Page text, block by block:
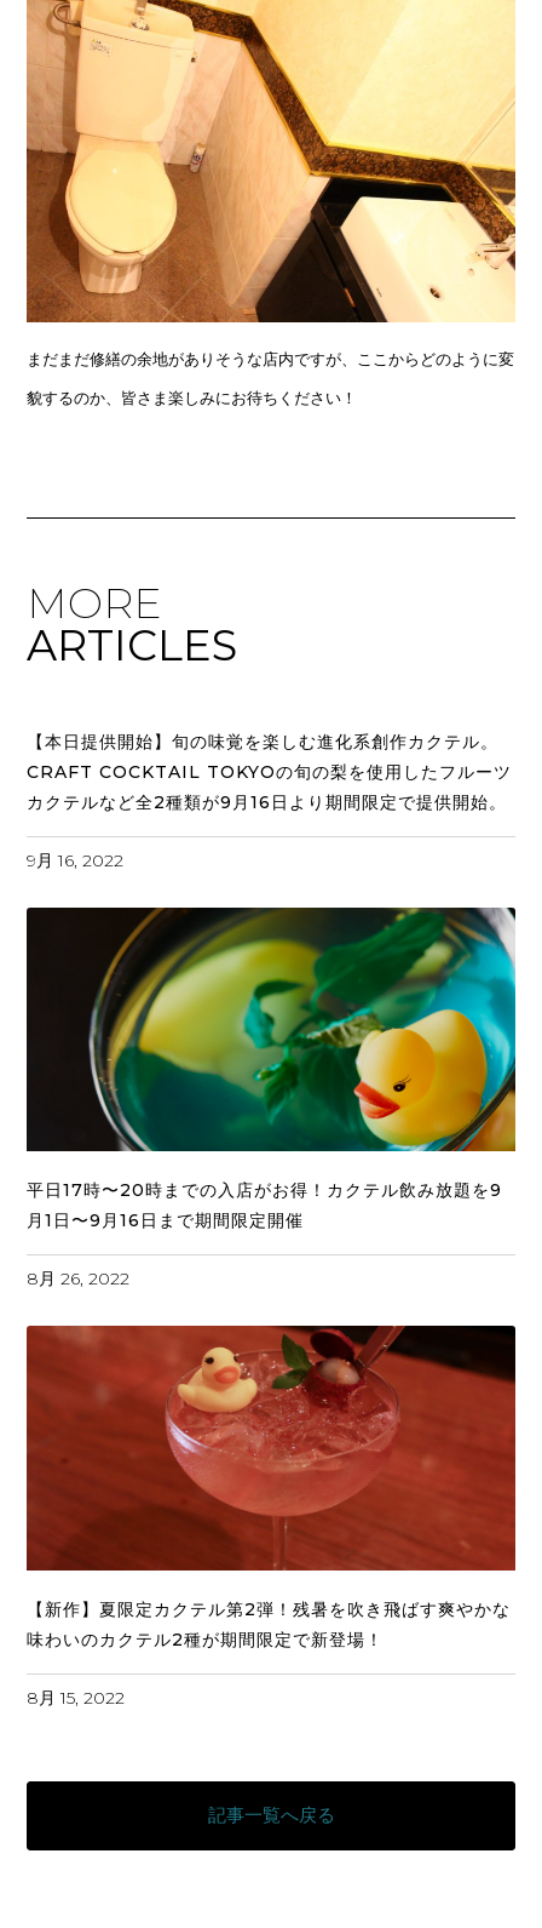
まだまだ修繕の余地がありそうな店内ですが、ここからどのように変
貌するのか、皆さま楽しみにお待ちください！
MORE
ARTICLES
【本日提供開始】旬の味覚を楽しむ進化系創作カクテル。
CRAFT COCKTAIL TOKYOの旬の梨を使用したフルーツ
カクテルなど全2種類が9月16日より期間限定で提供開始。
9月 16, 2022
平日17時〜20時までの入店がお得！カクテル飲み放題を9
月1日〜9月16日まで期間限定開催
8月 26, 2022
【新作】夏限定カクテル第2弾！残暑を吹き飛ばす爽やかな
味わいのカクテル2種が期間限定で新登場！
8月 15, 2022
記事一覧へ戻る